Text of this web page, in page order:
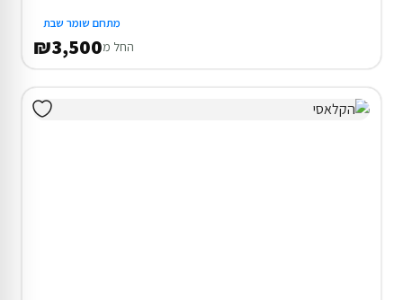
מתחם שומר שבת
החל מ₪3,500